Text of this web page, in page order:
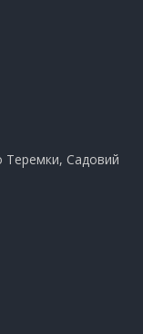
Теремки, Садовий